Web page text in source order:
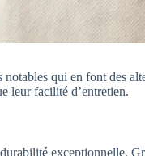
qui en font des
leur facilité d’entretien.
exceptionnelle.